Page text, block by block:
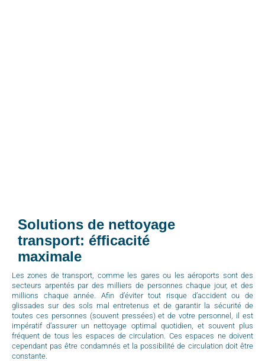
Solutions de nettoyage
transport: éfficacité
maximale
Les zones de transport, comme les gares ou les aéroports sont des
secteurs arpentés par des milliers de personnes chaque jour, et des
millions chaque année. Afin d’éviter tout risque d’accident ou de
glissades sur des sols mal entretenus et de garantir la sécurité de
toutes ces personnes (souvent pressées) et de votre personnel, il est
impératif d’assurer un nettoyage optimal quotidien, et souvent plus
fréquent de tous les espaces de circulation. Ces espaces ne doivent
cependant pas être condamnés et la possibilité de circulation doit être
constante.